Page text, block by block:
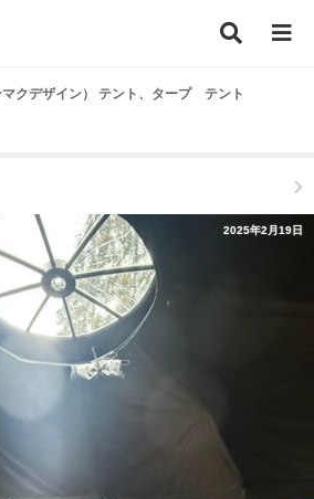
クデザイン） テント、タープ テント
2025年2月19日